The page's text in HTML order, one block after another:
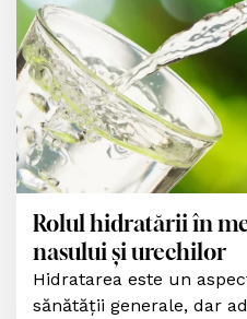
Rolul hidratării în
nasului și urechilor
Hidratarea este un
sănătății generale, dar